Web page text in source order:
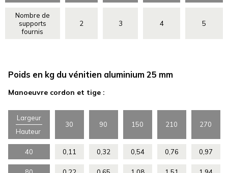
Nombre de
supports
fournis
2 3 4 5
Poids en kg du vénitien aluminium 25 mm
Manoeuvre cordon et tige :
Largeur
Hauteur
30 90 150 210 270
40 0,11 0,32 0,54 0,76 0,97